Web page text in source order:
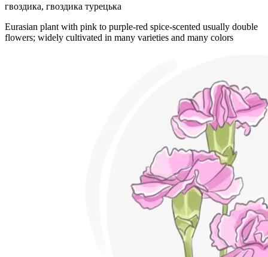
гвоздика, гвоздика турецька
Eurasian plant with pink to purple-red spice-scented usually double
flowers; widely cultivated in many varieties and many colors